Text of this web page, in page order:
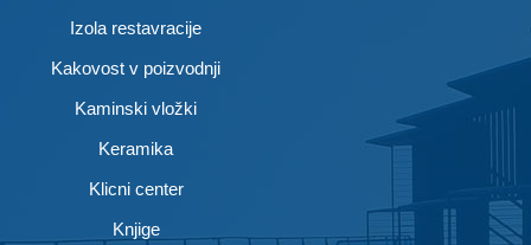
Izola restavracije
Kakovost v poizvodnji
Kaminski vložki
Keramika
Klicni center
Knjige